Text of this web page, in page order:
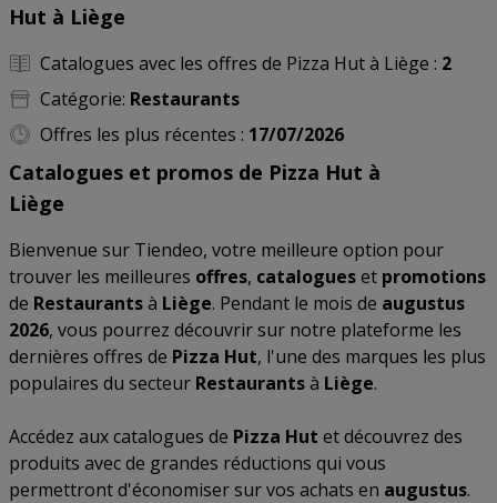
Hut à Liège
Catalogues avec les offres de Pizza Hut à Liège : 2
Catégorie: Restaurants
Offres les plus récentes : 17/07/2026
Catalogues et promos de Pizza Hut à
Liège
Bienvenue sur Tiendeo, votre meilleure option pour
trouver les meilleures offres, catalogueset promotions
de Restaurantsà Liège. Pendant le mois de augustus
2026, vous pourrez découvrir sur notre plateforme les
dernières offres de Pizza Hut, l'une des marques les plus
populaires du secteur Restaurantsà Liège.
Accédez aux catalogues de Pizza Hut et découvrez des
produits avec de grandes réductions qui vous
permettront d'économiser sur vos achats en augustus.